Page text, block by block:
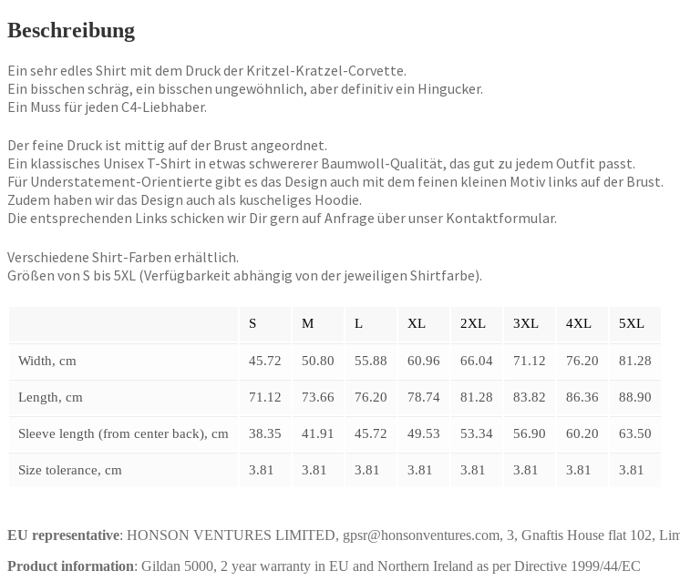
Druck
Beschreibung
Ein sehr edles Shirt mit dem Druck der Kritzel-Kratzel-Corvette.
Ein bisschen schräg, ein bisschen ungewöhnlich, aber definitiv ein Hingucker.
Ein Muss für jeden C4-Liebhaber.
Der feine Druck ist mittig auf der Brust angeordnet.
Ein klassisches Unisex T-Shirt in etwas schwererer Baumwoll-Qualität, das gut zu jedem Outfit passt.
Für Understatement-Orientierte gibt es das Design auch mit dem feinen kleinen Motiv links auf der Brust.
Zudem haben wir das Design auch als kuscheliges Hoodie.
Die entsprechenden Links schicken wir Dir gern auf Anfrage über unser Kontaktformular.
Verschiedene Shirt-Farben erhältlich.
Größen von S bis 5XL (Verfügbarkeit abhängig von der jeweiligen Shirtfarbe).
S M L XL 2XL 3XL 4XL 5XL
Width, cm 45.72 50.80 55.88 60.96 66.04 71.12 76.20 81.28
Length, cm 71.12 73.66 76.20 78.74 81.28 83.82 86.36 88.90
Sleeve length (from center back), cm 38.35 41.91 45.72 49.53 53.34 56.90 60.20 63.50
Size tolerance, cm 3.81 3.81 3.81 3.81 3.81 3.81 3.81 3.81
EU representative: HONSON VENTURES LIMITED, gpsr@honsonventures.com, 3, Gnaftis House flat 102,
Product information: Gildan 5000, 2 year warranty in EU and Northern Ireland as per Directive 1999/44/EC